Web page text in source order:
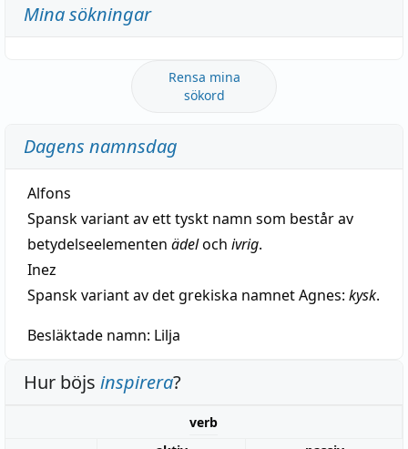
Mina sökningar
Rensa mina
sökord
Dagens namnsdag
Alfons
Spansk variant av ett tyskt namn som består av
betydelseelementen ädeloch ivrig.
Inez
Spansk variant av det grekiska namnet Agnes: kysk.
Besläktade namn: Lilja
Hur böjs inspirera?
verb